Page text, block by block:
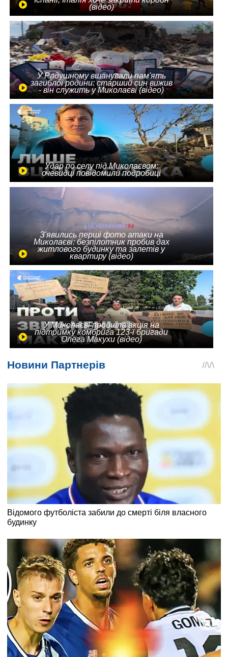
(відео)
У Радушному вшанували пам'ять
загиблої родини: старший син вижив
- він служить у Миколаєві (відео)
Удар по селу під Миколаєвом:
очевидці повідомили подробиці
З'явились перші фото атаки на
Миколаєві: безпілотник пробив дах
житлового будинку та залетів у
квартиру (відео)
У Миколаєві пройшла акція на
підтримку комбрига 123-ї бригади
Олега Макухи (відео)